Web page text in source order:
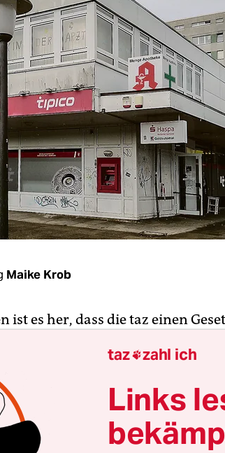
Maike Krob
ist es her, dass die taz einen
zu beheben, schiebt das
anderen zu. An der
hängt ein Geldautomat. Das
für Spieler*innen,
taz zahl ich
Links